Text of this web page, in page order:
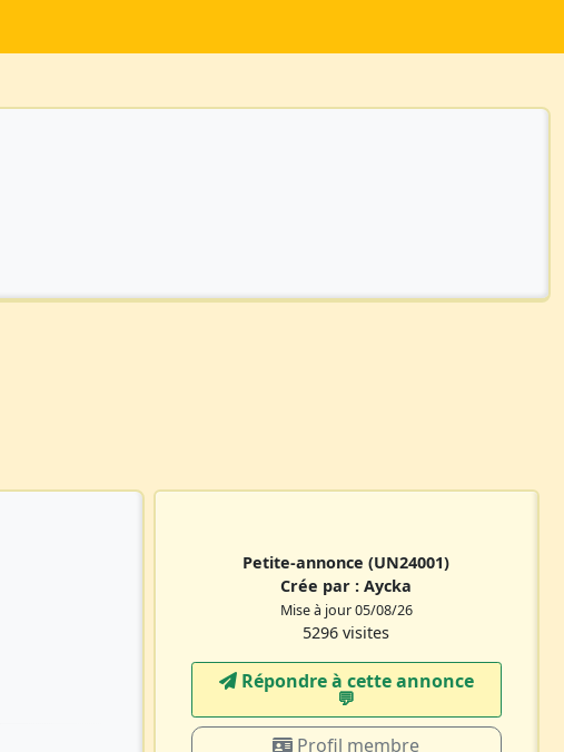
Petite-annonce(UN24001)
Crée par :Aycka
Mise à jour 05/08/26
5296 visites
Répondre à cette annonce
💬​
Profil membre